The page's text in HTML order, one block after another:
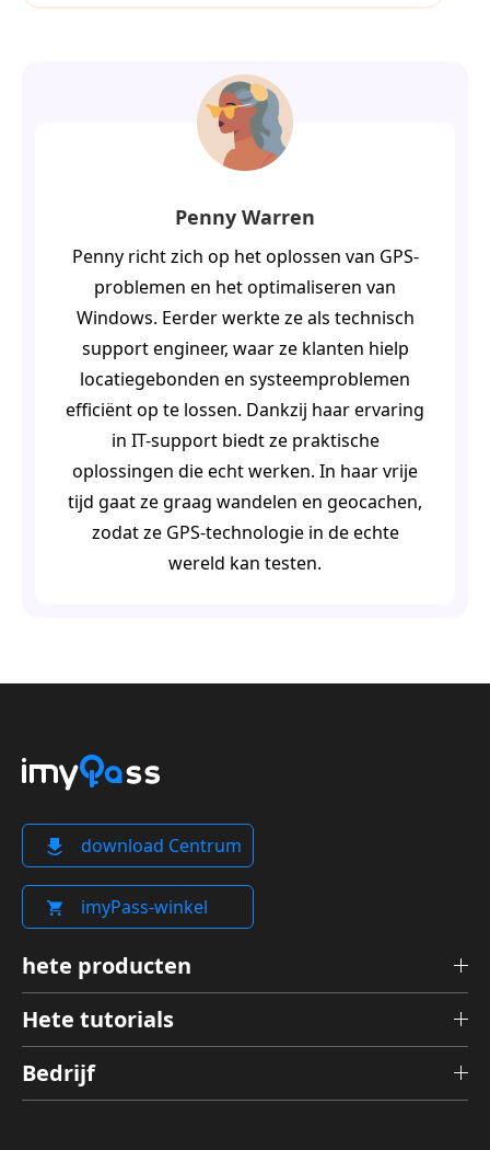
Penny Warren
Penny richt zich op het oplossen van GPS-
problemen en het optimaliseren van
Windows. Eerder werkte ze als technisch
support engineer, waar ze klanten hielp
locatiegebonden en systeemproblemen
efficiënt op te lossen. Dankzij haar ervaring
in IT-support biedt ze praktische
oplossingen die echt werken. In haar vrije
tijd gaat ze graag wandelen en geocachen,
zodat ze GPS‑technologie in de echte
wereld kan testen.
download Centrum
imyPass-winkel
hete producten
Hete tutorials
Bedrijf